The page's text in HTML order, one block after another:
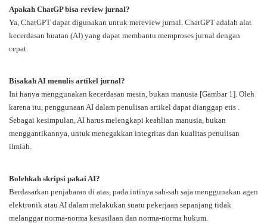
Apakah ChatGP bisa review jurnal?
Ya, ChatGPT dapat digunakan untuk mereview jurnal. ChatGPT adalah alat
kecerdasan buatan (AI) yang dapat membantu memproses jurnal dengan
cepat.
Bisakah AI menulis artikel jurnal?
Ini hanya menggunakan kecerdasan mesin, bukan manusia [Gambar 1]. Oleh
karena itu, penggunaan AI dalam penulisan artikel dapat dianggap etis .
Sebagai kesimpulan, AI harus melengkapi keahlian manusia, bukan
menggantikannya, untuk menegakkan integritas dan kualitas penulisan
ilmiah.
Bolehkah skripsi pakai AI?
Berdasarkan penjabaran di atas, pada intinya sah-sah saja menggunakan agen
elektronik atau AI dalam melakukan suatu pekerjaan sepanjang tidak
melanggar norma-norma kesusilaan dan norma-norma hukum.